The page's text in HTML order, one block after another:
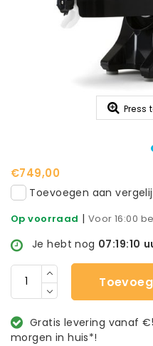
Press
€749,00
Toevoegen aan
Op voorraad | Voor 16:00
Je hebt nog 07:19:10
Gratis levering vanaf
morgen in huis*!